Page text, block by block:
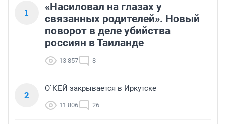
1
«Насиловал на глазах у
связанных родителей». Новый
поворот в деле убийства
россиян в Таиланде
13 857 8
2
О`КЕЙ закрывается в Иркутске
11 806 26